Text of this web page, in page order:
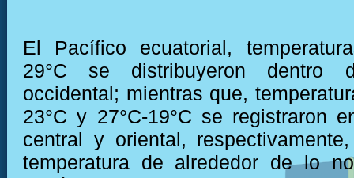
El Pacífico ecuatorial,
29°C se distribuyeron dentro
occidental; mientras que,
23°C y 27°C-19°C se registraron
central y oriental,
temperatura de alrededor de lo